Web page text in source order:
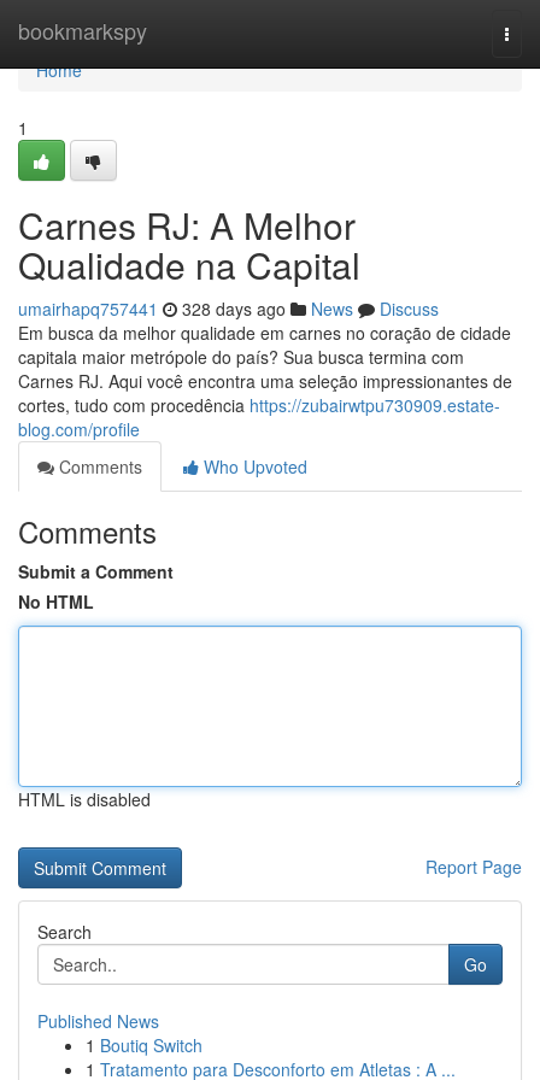
bookmarkspy
Home
Home
1
Carnes RJ: A Melhor
Qualidade na Capital
umairhapq757441 328 days ago News
Discuss
Em busca da melhor qualidade em carnes no coração de cidade
capitala maior metrópole do país? Sua busca termina com
Carnes RJ. Aqui você encontra uma seleção impressionantes de
cortes, tudo com procedência https://zubairwtpu730909.estate-
blog.com/profile
Comments
Who Upvoted
Comments
Submit a Comment
No HTML
HTML is disabled
Report Page
Search
Go
Published News
1 Boutiq Switch
1 Tratamento para Desconforto em Atletas : A ...